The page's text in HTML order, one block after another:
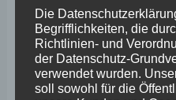
Mai 2025
April 2025
März 2025
Februar 2025
Die
Begrifflichkeiten, die
Richtlinien- und
der Datenschutz-
verwendet wurden.
soll sowohl für die